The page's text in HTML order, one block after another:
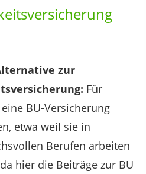
zur
Für
BU-Versicherung
etwa weil sie in
Berufen arbeiten
hier die Beiträge zur BU